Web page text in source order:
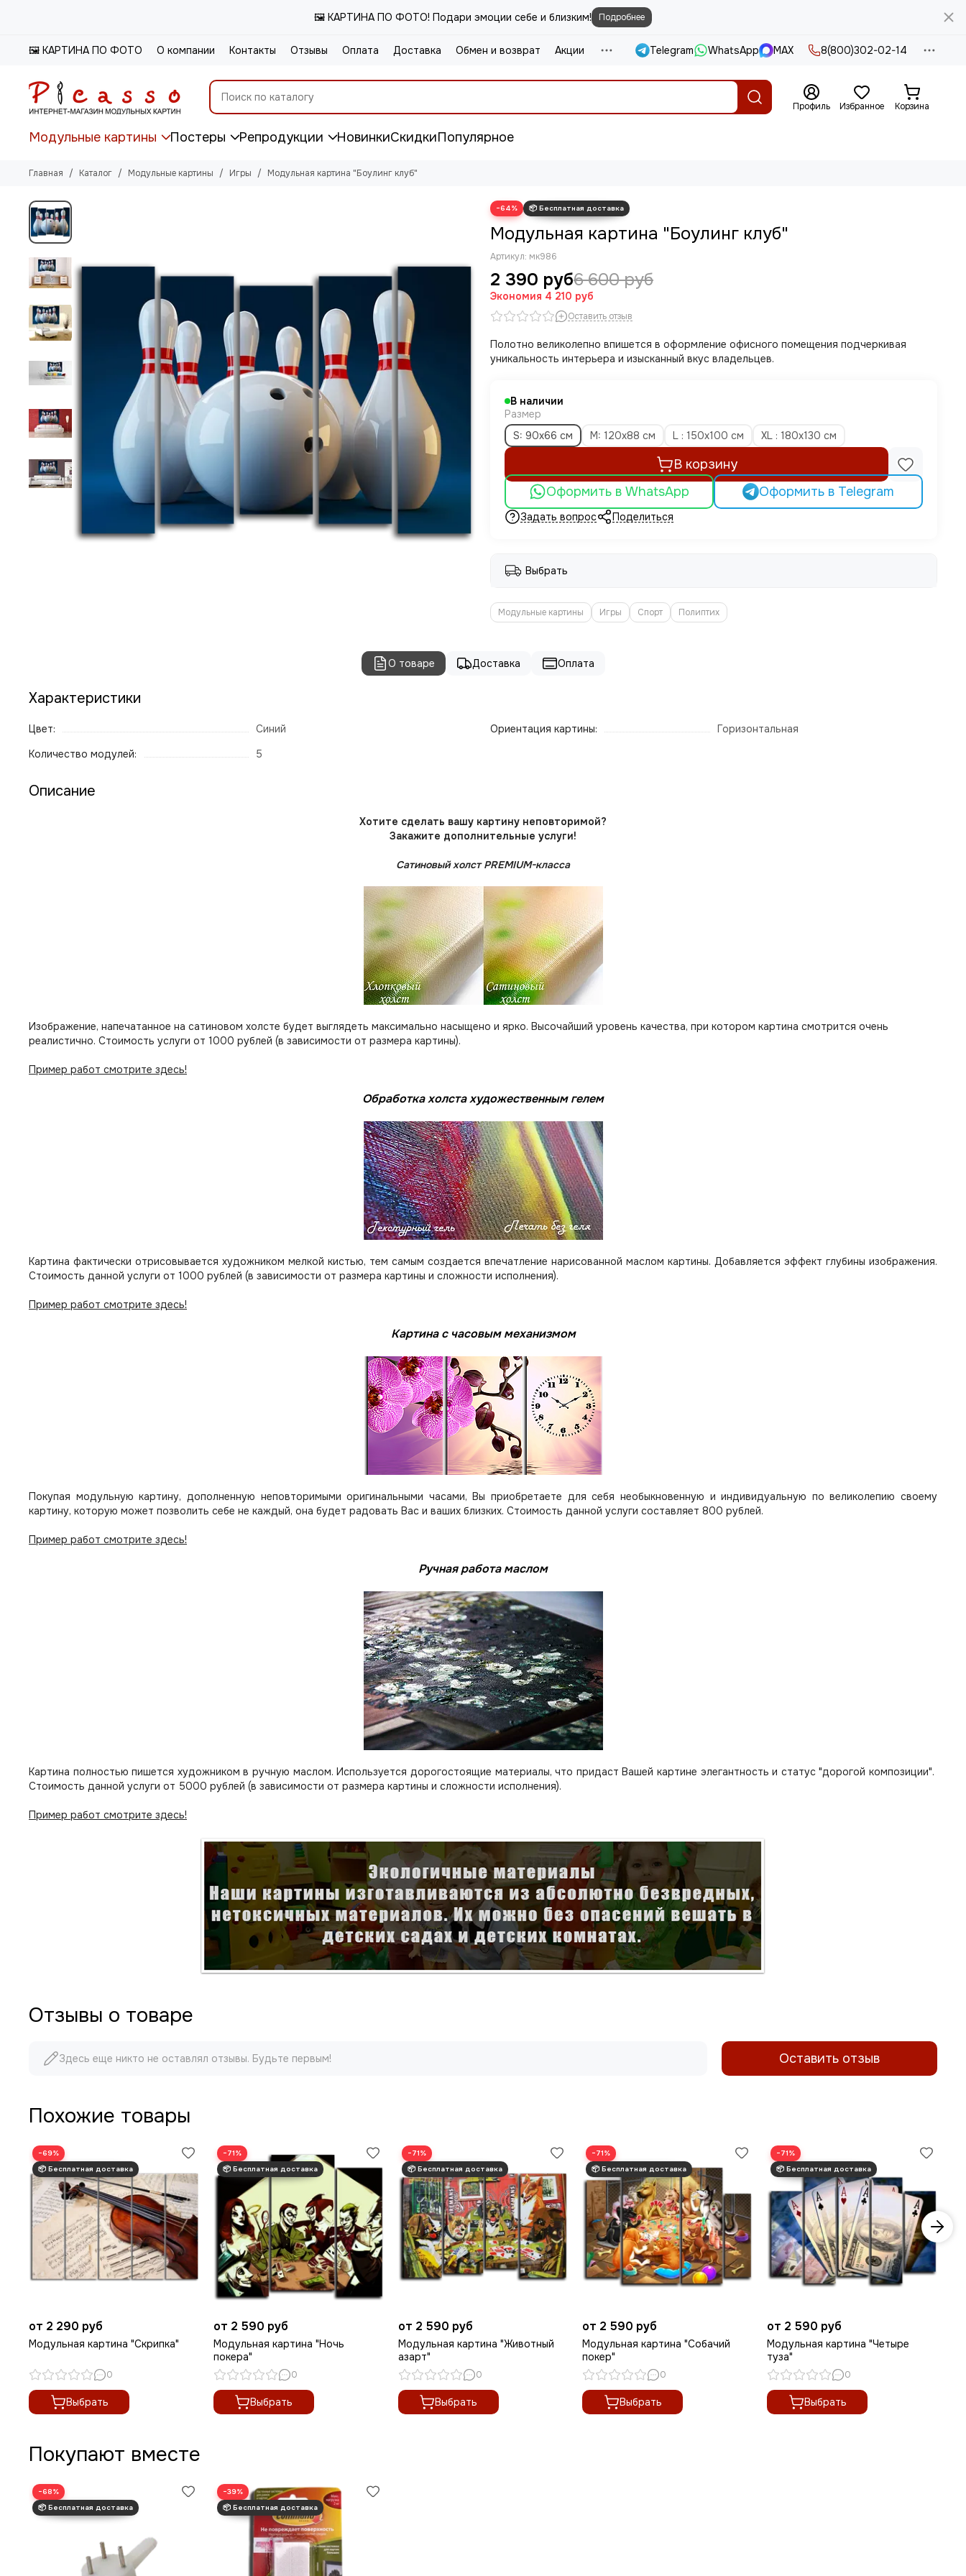
🖼️ КАРТИНА ПО ФОТО! Подари эмоции себе и близким! Подробнее
🖼️ КАРТИНА ПО ФОТО О компании Контакты Отзывы Оплата Доставка Обмен и возврат Акции Telegram WhatsApp MAX 8(800)302-02-14
Профиль Избранное Корзина
Модульные картины Постеры Репродукции НовинкиСкидкиПопулярное
Главная Каталог Модульные картины Игры Модульная картина "Боулинг клуб"
−64%
Модульная картина "Боулинг клуб"
Артикул: мк986
2 390 руб6 600 руб
Экономия 4 210 руб
Оставить отзыв
Полотно великолепно впишется в оформление офисного помещения подчеркивая
уникальность интерьера и изысканный вкус владельцев.
В наличии
Размер
S: 90x66 см
M: 120x88 см L : 150x100 см XL : 180x130 см
В корзину
Оформить в WhatsApp
Оформить в Telegram
Задать вопрос Поделиться
Выбрать
Модульные картины Игры Спорт Полиптих
О товаре Доставка Оплата
Характеристики
Цвет:
Синий
Количество модулей:
5
Ориентация картины: Горизонтальная
Описание
Хотите сделать вашу картину неповторимой?
Закажите дополнительные услуги!
Сатиновый холст PREMIUM-класса
Изображение, напечатанное на сатиновом холсте будет выглядеть максимально насыщено и ярко. Высочайший уровень качества, при котором картина смотрится очень
реалистично. Стоимость услуги от 1000 рублей (в зависимости от размера картины).
Пример работ смотрите здесь!
Обработка холста художественным гелем
Картина фактически отрисовывается художником мелкой кистью, тем самым создается впечатление нарисованной маслом картины. Добавляется эффект глубины изображения.
Стоимость данной услуги от 1000 рублей (в зависимости от размера картины и сложности исполнения).
Пример работ смотрите здесь!
Картина с часовым механизмом
Покупая модульную картину, дополненную неповторимыми оригинальными часами, Вы приобретаете для себя необыкновенную и индивидуальную по великолепию своему
картину, которую может позволить себе не каждый, она будет радовать Вас и ваших близких. Стоимость данной услуги составляет 800 рублей.
Пример работ смотрите здесь!
Ручная работа маслом
Картина полностью пишется художником в ручную маслом. Используется дорогостоящие материалы, что придаст Вашей картине элегантность и статус "дорогой композиции".
Стоимость данной услуги от 5000 рублей (в зависимости от размера картины и сложности исполнения).
Пример работ смотрите здесь!
Отзывы о товаре
Здесь еще никто не оставлял отзывы. Будьте первым! Оставить отзыв
Похожие товары
−69%
от 2 290 руб
Модульная картина "Скрипка"
0
Выбрать
−71%
от 2 590 руб
Модульная картина "Ночь
покера"
0
Выбрать
−71%
от 2 590 руб
Модульная картина "Животный
азарт"
0
Выбрать
−71%
от 2 590 руб
Модульная картина "Собачий
покер"
0
Выбрать
−71%
от 2 590 руб
Модульная картина "Четыре
туза"
0
Выбрать
Покупают вместе
−68% −39%